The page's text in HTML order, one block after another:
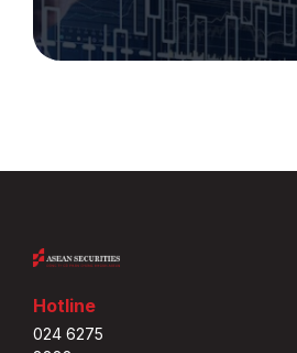
Hotline
024 6275